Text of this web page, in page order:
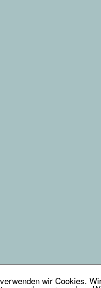
wir Cookies.